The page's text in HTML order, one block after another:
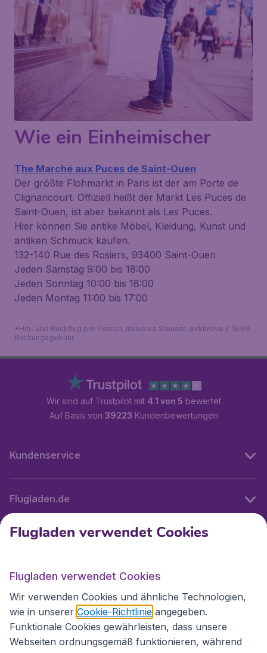
Wie ein Einheimischer
The Marché aux Puces de Saint-Ouen
Der größte Flohmarkt in Paris ist der am Porte de
Clignancourt. Offiziell heißt der Markt Les Puces de
Saint-Ouen, ist aber bekannt als Les Puces.
Hier können Sie antike Möbel, Kleidung, Kunst und
antiken Schmuck kaufen.
132-140 Rue des Rosiers, 93400 Saint-Ouen
Jeden Samstag 9:00 bis 18:00
Jeden Sonntag 10:00 bis 18:00
Jeden Montag 11:00 bis 17:00
*Hin- und Rückflug pro Person, inklusive Steuern, exklusive € 19,99
Buchungsgebühr.
Wir sind auf Trustpilot mit 4.1 von 5 bewertet
Auf Basis von 39223 Kundenbewertungen
Kundenservice
Flugladen.de
Internationale Webseiten
Folgen Sie uns:
Flugladen verwendet Cookies
Flugladen verwendet Cookies
Wir verwenden Cookies und ähnliche Technologien,
wie in unserer Cookie-Richtlinie angegeben.
Funktionale Cookies gewährleisten, dass unsere
Webseiten ordnungsgemäß funktionieren, während